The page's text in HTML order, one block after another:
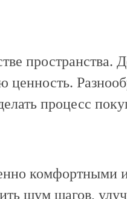
пространства.
процесс
комфортными
шум шагов,